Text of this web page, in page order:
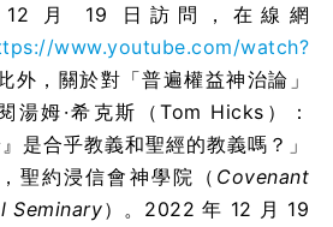
月 19 日訪問，在線網
www.youtube.com/watch?
外，關於對「普遍權益神治論」
湯姆·希克斯（Tom Hicks）：
是合乎教義和聖經的教義嗎？」
聖約浸信會神學院（ Covenant
Seminary）。2022 年 12 月 19